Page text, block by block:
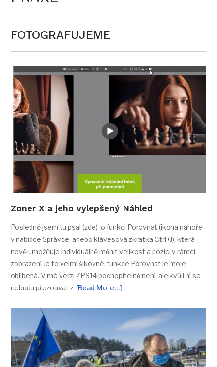
FOTOGRAFUJEME
Zoner X a jeho vylepšený Náhled
Posledně jsem tu psal (zde) o funkci Porovnat (ikona nahoře
v nabídce Správce, anebo klávesová zkratka Ctrl+J), která
nově umožňuje individuálně měnit velikost a pozici v rámci
zobrazení Je to velmi šikovné, funkce Porovnat je moje
oblíbená. V mé verzi ZPS14 pochopitelně není, ale kvůli ní se
nebudu přezouvat z [Read More…]